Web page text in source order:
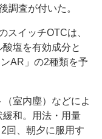
調査が付いた。
イッチOTCは、
塩を有効成分と
AR」の2種類を予
室内塵）などによ
緩和。用法・用量
回、朝夕に服用す